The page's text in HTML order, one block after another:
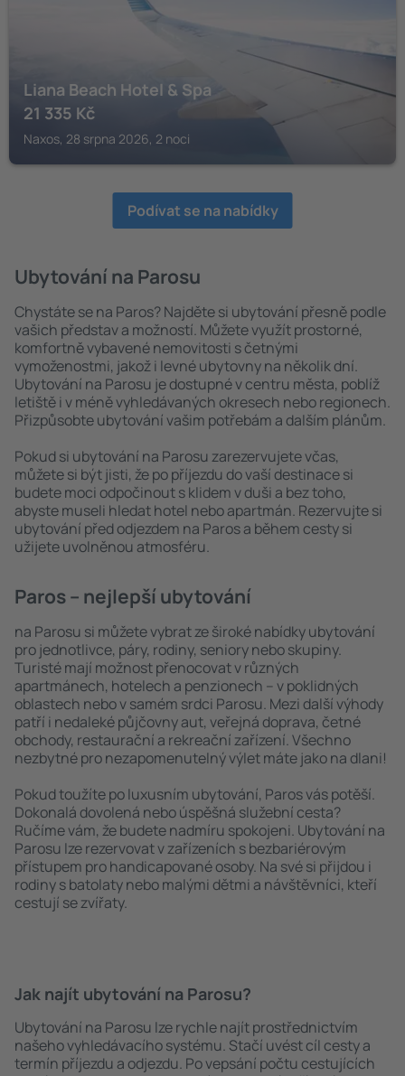
Liana Beach Hotel & Spa
21 335 Kč
Naxos, 28 srpna 2026, 2 noci
Podívat se na nabídky
Ubytování na Parosu
Chystáte se na Paros? Najděte si ubytování přesně podle
vašich představ a možností. Můžete využít prostorné,
komfortně vybavené nemovitosti s četnými
vymoženostmi, jakož i levné ubytovny na několik dní.
Ubytování na Parosu je dostupné v centru města, poblíž
letiště i v méně vyhledávaných okresech nebo regionech.
Přizpůsobte ubytování vašim potřebám a dalším plánům.
Pokud si ubytování na Parosu zarezervujete včas,
můžete si být jisti, že po příjezdu do vaší destinace si
budete moci odpočinout s klidem v duši a bez toho,
abyste museli hledat hotel nebo apartmán. Rezervujte si
ubytování před odjezdem na Paros a během cesty si
užijete uvolněnou atmosféru.
Paros – nejlepší ubytování
na Parosu si můžete vybrat ze široké nabídky ubytování
pro jednotlivce, páry, rodiny, seniory nebo skupiny.
Turisté mají možnost přenocovat v různých
apartmánech, hotelech a penzionech – v poklidných
oblastech nebo v samém srdci Parosu. Mezi další výhody
patří i nedaleké půjčovny aut, veřejná doprava, četné
obchody, restaurační a rekreační zařízení. Všechno
nezbytné pro nezapomenutelný výlet máte jako na dlani!
Pokud toužíte po luxusním ubytování, Paros vás potěší.
Dokonalá dovolená nebo úspěšná služební cesta?
Ručíme vám, že budete nadmíru spokojeni. Ubytování na
Parosu lze rezervovat v zařízeních s bezbariérovým
přístupem pro handicapované osoby. Na své si přijdou i
rodiny s batolaty nebo malými dětmi a návštěvníci, kteří
cestují se zvířaty.
Jak najít ubytování na Parosu?
Ubytování na Parosu lze rychle najít prostřednictvím
našeho vyhledávacího systému. Stačí uvést cíl cesty a
termín příjezdu a odjezdu. Po vepsání počtu cestujících